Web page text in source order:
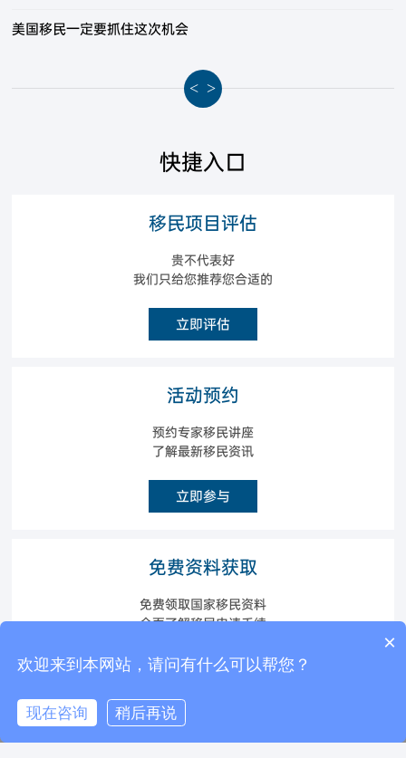
美国移民一定要抓住这次机会
< >
快捷入口
移民项目评估
贵不代表好
我们只给您推荐您合适的
立即评估
活动预约
预约专家移民讲座
了解最新移民资讯
立即参与
免费资料获取
免费领取国家移民资料
全面了解移民申请手续
立即获取
电话咨询 在线咨询
现在有优惠活动么？×
欢迎来到本网站，请问有什么可以帮您？
现在咨询 稍后再说